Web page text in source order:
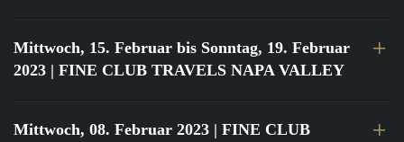
Mittwoch, 15. Februar bis Sonntag, 19. Februar
2023 | FINE CLUB TRAVELS NAPA VALLEY
Mittwoch, 08. Februar 2023 | FINE CLUB